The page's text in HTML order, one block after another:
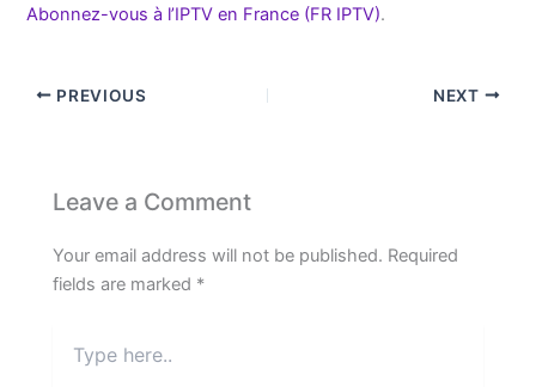
Abonnez-vous à l’IPTV en France (FR IPTV).
PREVIOUS NEXT
Leave a Comment
Your email address will not be published. Required
fields are marked *
here..